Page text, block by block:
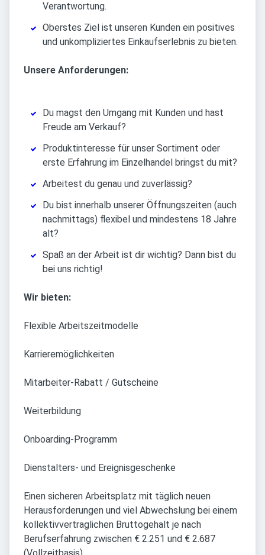
Verantwortung.
Oberstes Ziel ist unseren Kunden ein positives
und unkompliziertes Einkaufserlebnis zu bieten.
Unsere Anforderungen:
Du magst den Umgang mit Kunden und hast
Freude am Verkauf?
Produktinteresse für unser Sortiment oder
erste Erfahrung im Einzelhandel bringst du mit?
Arbeitest du genau und zuverlässig?
Du bist innerhalb unserer Öffnungszeiten (auch
nachmittags) flexibel und mindestens 18 Jahre
alt?
Spaß an der Arbeit ist dir wichtig? Dann bist du
bei uns richtig!
Wir bieten:
Flexible Arbeitszeitmodelle
Karrieremöglichkeiten
Mitarbeiter-Rabatt / Gutscheine
Weiterbildung
Onboarding-Programm
Dienstalters- und Ereignisgeschenke
Einen sicheren Arbeitsplatz mit täglich neuen
Herausforderungen und viel Abwechslung bei einem
kollektivvertraglichen Bruttogehalt je nach
Berufserfahrung zwischen € 2.251 und € 2.687